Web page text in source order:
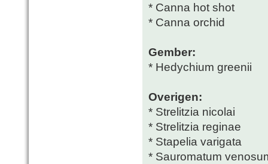
* Canna hot shot
* Canna orchid
Gember:
* Hedychium greenii
Overigen:
* Strelitzia nicolai
* Strelitzia reginae
* Stapelia varigata
* Sauromatum